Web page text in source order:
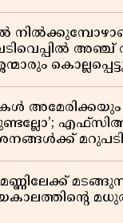
അഞ്ച്
അമേരിക്കയും
മണ്ണിലേക്ക്